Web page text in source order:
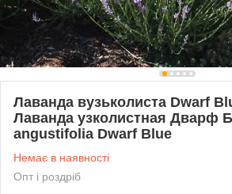
Лаванда вузьколиста Dwarf
Лаванда узколистная Дварф
angustifolia Dwarf Blue
Немає в наявності
Опт і роздріб